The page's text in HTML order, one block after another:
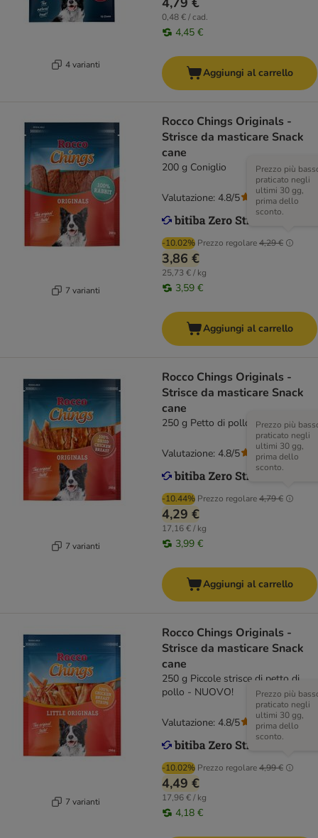
4 varianti
0,48 € / cad.
4,45 €
Aggiungi al carrello
7 varianti
Rocco Chings Originals -
Strisce da masticare Snack
cane
200 g Coniglio
-10.02% Prezzo regolare4,29 €
Prezzo più
praticato negli
ultimi 30 gg,
prima dello
sconto.
3,86 €
25,73 € / kg
3,59 €
Valutazione: 4.8/5 (117
Aggiungi al carrello
7 varianti
Rocco Chings Originals -
Strisce da masticare Snack
cane
250 g Petto di pollo disidratato
-10.44% Prezzo regolare4,79 €
Prezzo più
praticato negli
ultimi 30 gg,
prima dello
sconto.
4,29 €
17,16 € / kg
3,99 €
Valutazione: 4.8/5 (117
Aggiungi al carrello
7 varianti
Rocco Chings Originals -
Strisce da masticare Snack
cane
250 g Piccole strisce di petto di
pollo - NUOVO!
-10.02% Prezzo regolare4,99 €
Prezzo più
praticato negli
ultimi 30 gg,
prima dello
sconto.
4,49 €
17,96 € / kg
4,18 €
Valutazione: 4.8/5 (117